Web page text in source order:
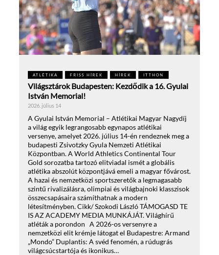
ATLÉTIKA FRISS HÍREK HÍREK ITTHON
Világsztárok Budapesten: Kezdődik a 16. Gyulai
István Memorial!
2026. július 14
A Gyulai István Memorial – Atlétikai Magyar Nagydíj
a világ egyik legrangosabb egynapos atlétikai
versenye, amelyet 2026. július 14-én rendeznek meg a
budapesti Zsivotzky Gyula Nemzeti Atlétikai
Központban. A World Athletics Continental Tour
Gold sorozatba tartozó elitviadal ismét a globális
atlétika abszolút központjává emeli a magyar fővárost.
A hazai és nemzetközi sportszeretők a legmagasabb
szintű rivalizálásra, olimpiai és világbajnoki klasszisok
összecsapásaira számíthatnak a modern
létesítményben. Cikk/ Szokodi László TÁMOGASD TE
IS AZ ACADEMY MEDIA MUNKÁJÁT. Világhírű
atléták a porondon A 2026-os versenyre a
nemzetközi elit krémje látogat el Budapestre: Armand
„Mondo” Duplantis: A svéd fenomén, a rúdugrás
világcsúcstartója és ikonikus…